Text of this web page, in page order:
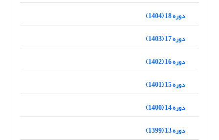
دوره 18 (1404)
دوره 17 (1403)
دوره 16 (1402)
دوره 15 (1401)
دوره 14 (1400)
دوره 13 (1399)